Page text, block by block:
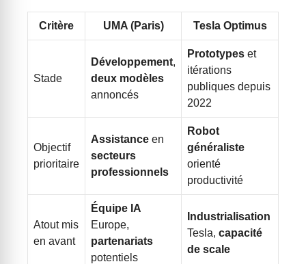
Critère UMA (Paris) Tesla Optimus
Stade
Développement,
deux modèles
annoncés
Prototypes et
itérations
publiques depuis
2022
Objectif
prioritaire
Assistance en
secteurs
professionnels
Robot
généraliste
orienté
productivité
Atout mis
en avant
Équipe IA
Europe,
partenariats
potentiels
Industrialisation
Tesla, capacité
de scale